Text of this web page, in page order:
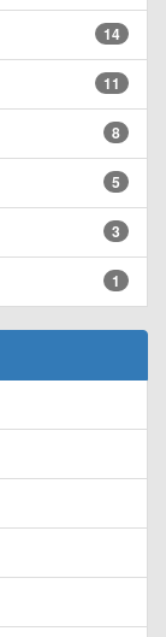
14
11
8
5
3
1